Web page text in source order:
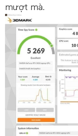
mượt mà.